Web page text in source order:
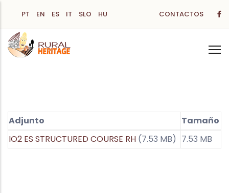
contenido
principal
PT EN ES IT SLO HU CONTACTOS
Adjunto
Tamaño
IO2 ES STRUCTURED COURSE RH (7.53 MB) 7.53 MB